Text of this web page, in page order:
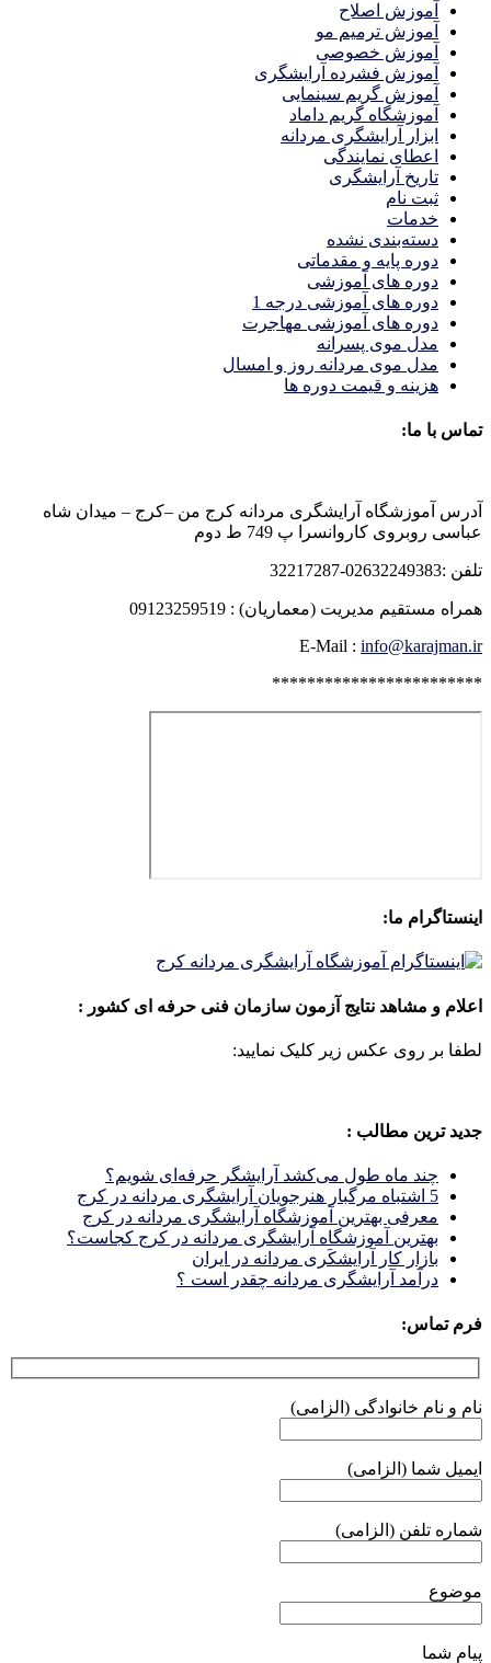
آموزش اصلاح
آموزش ترمیم مو
آموزش خصوصی
آموزش فشرده آرایشگری
آموزش گریم سینمایی
آموزشگاه گریم داماد
ابزار آرایشگری مردانه
اعطای نمایندگی
تاریخ آرایشگری
ثبت نام
خدمات
دسته‌بندی نشده
دوره پایه و مقدماتی
دوره های آموزشی
دوره های آموزشی درجه 1
دوره های آموزشی مهاجرت
مدل موی پسرانه
مدل موی مردانه روز و امسال
هزینه و قیمت دوره ها
تماس با ما:
آدرس آموزشگاه آرایشگری مردانه کرج من –کرج – میدان شاه
عباسی روبروی کاروانسرا پ 749 ط دوم
تلفن :02632249383-32217287
همراه مستقیم مدیریت (معماریان) : 09123259519
E-Mail : info@karajman.ir
************************
اینستاگرام ما:
اعلام و مشاهد نتایج آزمون سازمان فنی حرفه ای کشور :
لطفا بر روی عکس زیر کلیک نمایید:
جدید ترین مطالب :
چند ماه طول می‌کشد آرایشگر حرفه‌ای شویم؟
5 اشتباه مرگبار هنرجویان آرایشگری مردانه در کرج
معرفی بهترین آموزشگاه آرایشگری مردانه در کرج
بهترین آموزشگاه آرایشگری مردانه در کرج کجاست؟
بازار كار آرايشكَرى مردانه در ايران
درآمد آرایشگری مردانه چقدر است ؟
فرم تماس:
نام و نام خانوادگی (الزامی)
ایمیل شما (الزامی)
شماره تلفن (الزامی)
موضوع
پیام شما